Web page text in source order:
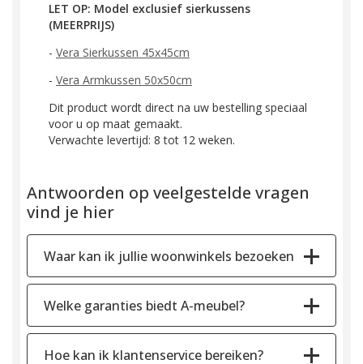
LET OP: Model exclusief sierkussens
(MEERPRIJS)
- Vera Sierkussen 45x45cm
- Vera Armkussen 50x50cm
Dit product wordt direct na uw bestelling speciaal
voor u op maat gemaakt.
Verwachte levertijd: 8 tot 12 weken.
Antwoorden op veelgestelde vragen
vind je hier
Waar kan ik jullie woonwinkels bezoeken
Welke garanties biedt A-meubel?
Hoe kan ik klantenservice bereiken?